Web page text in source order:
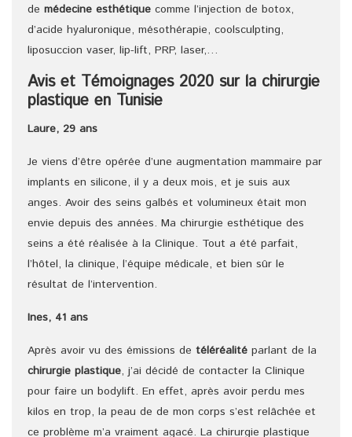
de médecine esthétique comme l’injection de botox,
d’acide hyaluronique, mésothérapie, coolsculpting,
liposuccion vaser, lip-lift, PRP, laser,…
Avis et Témoignages 2020 sur la chirurgie
plastique en Tunisie
Laure, 29 ans
Je viens d’être opérée d’une augmentation mammaire par
implants en silicone, il y a deux mois, et je suis aux
anges. Avoir des seins galbés et volumineux était mon
envie depuis des années. Ma chirurgie esthétique des
seins a été réalisée à la Clinique. Tout a été parfait,
l’hôtel, la clinique, l’équipe médicale, et bien sûr le
résultat de l’intervention.
Ines, 41 ans
Après avoir vu des émissions de téléréalité parlant de la
chirurgie plastique, j’ai décidé de contacter la Clinique
pour faire un bodylift. En effet, après avoir perdu mes
kilos en trop, la peau de de mon corps s’est relâchée et
ce problème m’a vraiment agacé. La chirurgie plastique